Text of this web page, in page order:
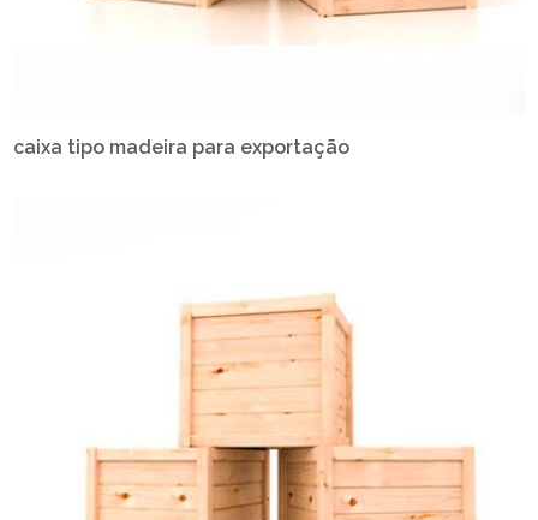
caixa tipo madeira para exportação